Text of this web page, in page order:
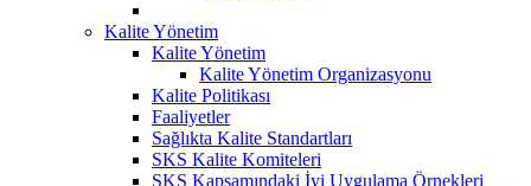
Kalite Yönetim
Kalite Yönetim
Kalite Yönetim Organizasyonu
Kalite Politikası
Faaliyetler
Sağlıkta Kalite Standartları
SKS Kalite Komiteleri
SKS Kapsamındaki İyi Uygulama Örnekleri